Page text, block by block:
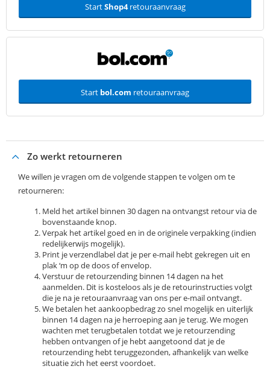
StartShop4retouraanvraag
Start bol.com retouraanvraag
Zo werkt retourneren
We willen je vragen om de volgende stappen te volgen om te
retourneren:
Meld het artikel binnen 30 dagen na ontvangst retour via de
bovenstaande knop.
Verpak het artikel goed en in de originele verpakking (indien
redelijkerwijs mogelijk).
Print je verzendlabel dat je per e-mail hebt gekregen uit en
plak ‘m op de doos of envelop.
Verstuur de retourzending binnen 14 dagen na het
aanmelden. Dit is kosteloos als je de retourinstructies volgt
die je na je retouraanvraag van ons per e-mail ontvangt.
We betalen het aankoopbedrag zo snel mogelijk en uiterlijk
binnen 14 dagen na je herroeping aan je terug. We mogen
wachten met terugbetalen totdat we je retourzending
hebben ontvangen of je hebt aangetoond dat je de
retourzending hebt teruggezonden, afhankelijk van welke
situatie zich het eerst voordoet.